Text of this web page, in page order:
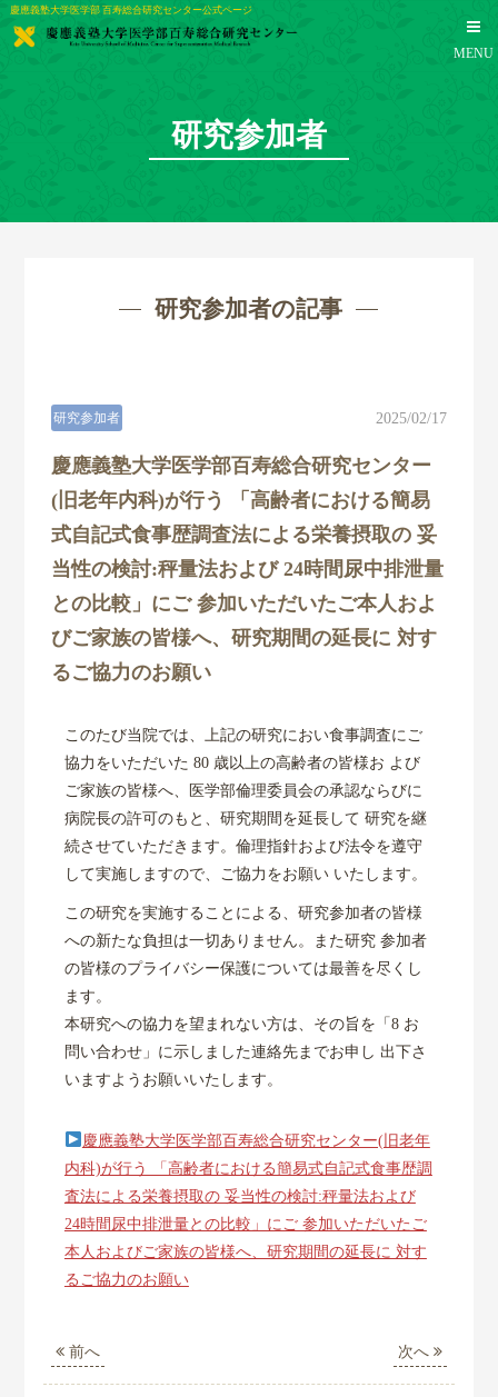
慶應義塾大学医学部 百寿総合研究センター公式ページ
MENU
研究参加者
研究参加者の記事
慶應義塾大学医学部百寿総合研究センター
(旧老年内科)が行う 「高齢者における簡易
式自記式食事歴調査法による栄養摂取の 妥
当性の検討:秤量法および 24時間尿中排泄量
との比較」にご 参加いただいたご本人およ
びご家族の皆様へ、研究期間の延長に 対す
るご協力のお願い
研究参加者 2025/02/17
このたび当院では、上記の研究におい食事調査にご
協力をいただいた 80 歳以上の高齢者の皆様お よび
ご家族の皆様へ、医学部倫理委員会の承認ならびに
病院長の許可のもと、研究期間を延長して 研究を継
続させていただきます。倫理指針および法令を遵守
して実施しますので、ご協力をお願い いたします。
この研究を実施することによる、研究参加者の皆様
への新たな負担は一切ありません。また研究 参加者
の皆様のプライバシー保護については最善を尽くし
ます。
本研究への協力を望まれない方は、その旨を「8 お
問い合わせ」に示しました連絡先までお申し 出下さ
いますようお願いいたします。
慶應義塾大学医学部百寿総合研究センター(旧老年
内科)が行う 「高齢者における簡易式自記式食事歴調
査法による栄養摂取の 妥当性の検討:秤量法および
24時間尿中排泄量との比較」にご 参加いただいたご
本人およびご家族の皆様へ、研究期間の延長に 対す
るご協力のお願い
前へ 次へ
センター概要
研究活動
共同研究
各種リンク